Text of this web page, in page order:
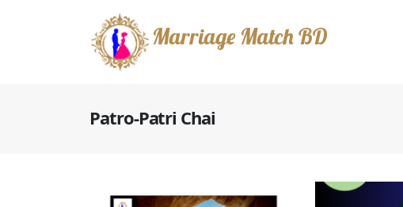
Marriage Match BD
Patro-Patri Chai